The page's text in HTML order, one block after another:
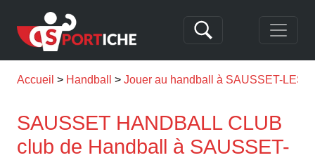
Accueil Handball Jouer au handball à SAUSSET-LES-
SAUSSET HANDBALL CLUB
club de Handball à SAUSSET-